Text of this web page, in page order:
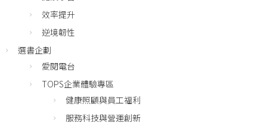
效率提升
逆境韌性
選書企劃
愛閱電台
TOPS企業體驗專區
健康照顧與員工福利
服務科技與營運創新